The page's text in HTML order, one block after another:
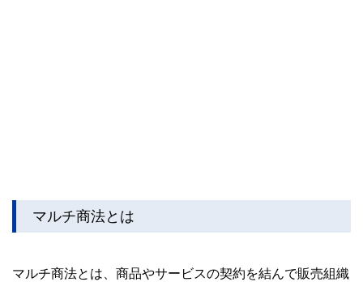
マルチ商法とは
マルチ商法とは、商品やサービスの契約を結んで販売組織